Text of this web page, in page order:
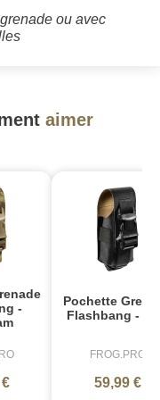
ou avec
aimer
-
Pochette
Flashbang -
FROG.PRO
59,99 €